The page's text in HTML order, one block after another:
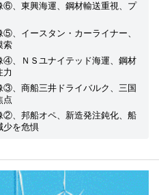
⑥、東興海運、鋼材輸送重視、プ
⑤、イースタン・カーライナー、
索
④、ＮＳユナイテッド海運、鋼材
力
③、商船三井ドライバルク、三国
点
②、邦船オペ、新造発注鈍化、船
少を危惧